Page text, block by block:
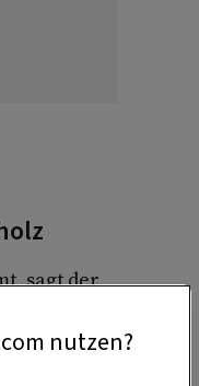
sagt der
einer Person
nutzen?